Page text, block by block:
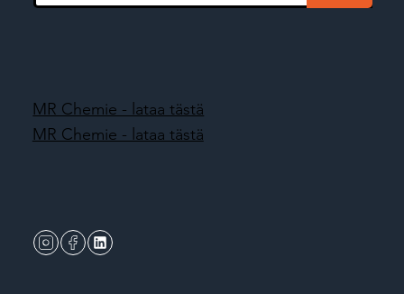
MR Chemie - lataa tästä
MR Chemie - lataa tästä